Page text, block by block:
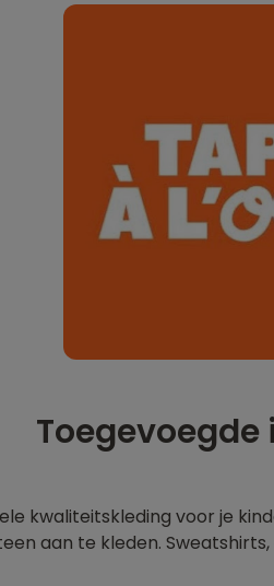
kwaliteitskleding voor je
aan te kleden. Sweatshirts,